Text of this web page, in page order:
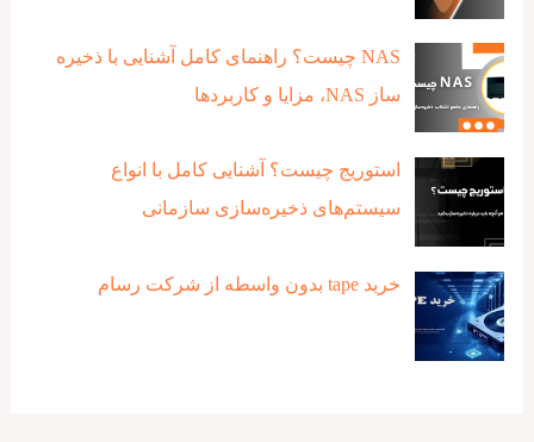
NAS چیست؟ راهنمای کامل آشنایی با ذخیره‌
ساز NAS، مزایا و کاربردها
استوریج چیست؟ آشنایی کامل با انواع
سیستم‌های ذخیره‌سازی سازمانی
خرید tape بدون واسطه از شرکت رسام